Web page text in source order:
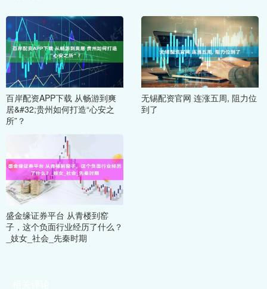
百岸配资APP下载 从畅游到爽
居&#32;贵州如何打造“心安之
所”？
无锡配资官网 连涨五周, 阻力位
到了
盛金缘证券平台 从青楼到窑
子，这个负面行业经历了什么？
_妓女_社会_先秦时期